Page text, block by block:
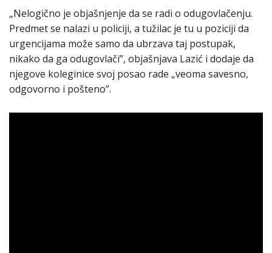
„Nelogično je objašnjenje da se radi o odugovlačenju.
Predmet se nalazi u policiji, a tužilac je tu u poziciji da
urgencijama može samo da ubrzava taj postupak,
nikako da ga odugovlači”, objašnjava Lazić i dodaje da
njegove koleginice svoj posao rade „veoma savesno,
odgovorno i pošteno”.